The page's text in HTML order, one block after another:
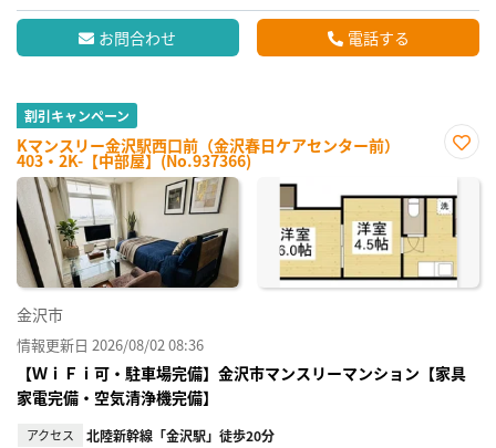
お問合わせ 電話する
割引キャンペーン
Kマンスリー金沢駅西口前（金沢春日ケアセンター前）
403・2K-【中部屋】(No.937366)
に入
り登
録
金沢市
情報更新日 2026/08/02 08:36
【ＷｉＦｉ可・駐車場完備】金沢市マンスリーマンション【家具
家電完備・空気清浄機完備】
アクセス 北陸新幹線「金沢駅」徒歩20分